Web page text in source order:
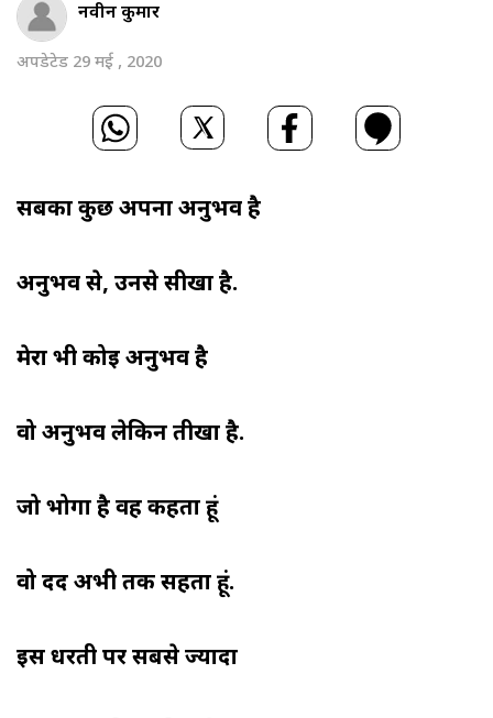
नवीन कुमार
अपडेटेड 29 मई , 2020
सबका कुछ अपना अनुभव है
अनुभव से, उनसे सीखा है.
मेरा भी कोई अनुभव है
वो अनुभव लेकिन तीखा है.
जो भोगा है वह कहता हूं
वो दर्द अभी तक सहता हूं.
इस धरती पर सबसे ज्यादा